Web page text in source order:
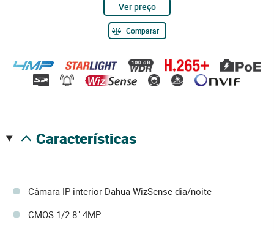
Ver preço
Comparar
características
Câmara IP interior Dahua WizSense dia/noite
CMOS 1/2.8" 4MP